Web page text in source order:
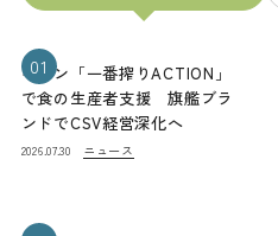
01
キリン「一番搾りACTION」
で食の生産者支援 旗艦ブラ
ンドでCSV経営深化へ
2026.07.30 ニュース